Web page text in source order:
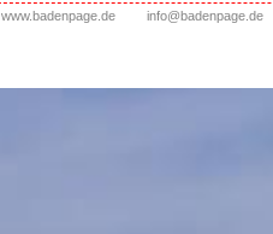
www.badenpage.de info@badenpage.de